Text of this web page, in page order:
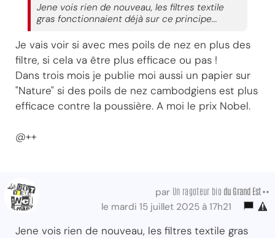
Jene vois rien de nouveau, les filtres textile
gras fonctionnaient déjà sur ce principe...
Je vais voir si avec mes poils de nez en plus des
filtre, si cela va être plus efficace ou pas !
Dans trois mois je publie moi aussi un papier sur
"Nature" si des poils de nez cambodgiens est plus
efficace contre la poussière. A moi le prix Nobel.
@++
par Un ragoteur bio du Grand Est ••
le mardi 15 juillet 2025 à 17h21
Jene vois rien de nouveau, les filtres textile gras